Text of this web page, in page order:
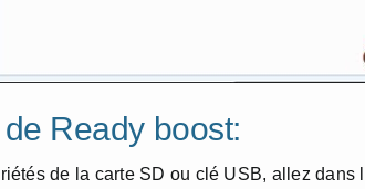
Ready boost:
de la carte SD ou clé USB, allez dans